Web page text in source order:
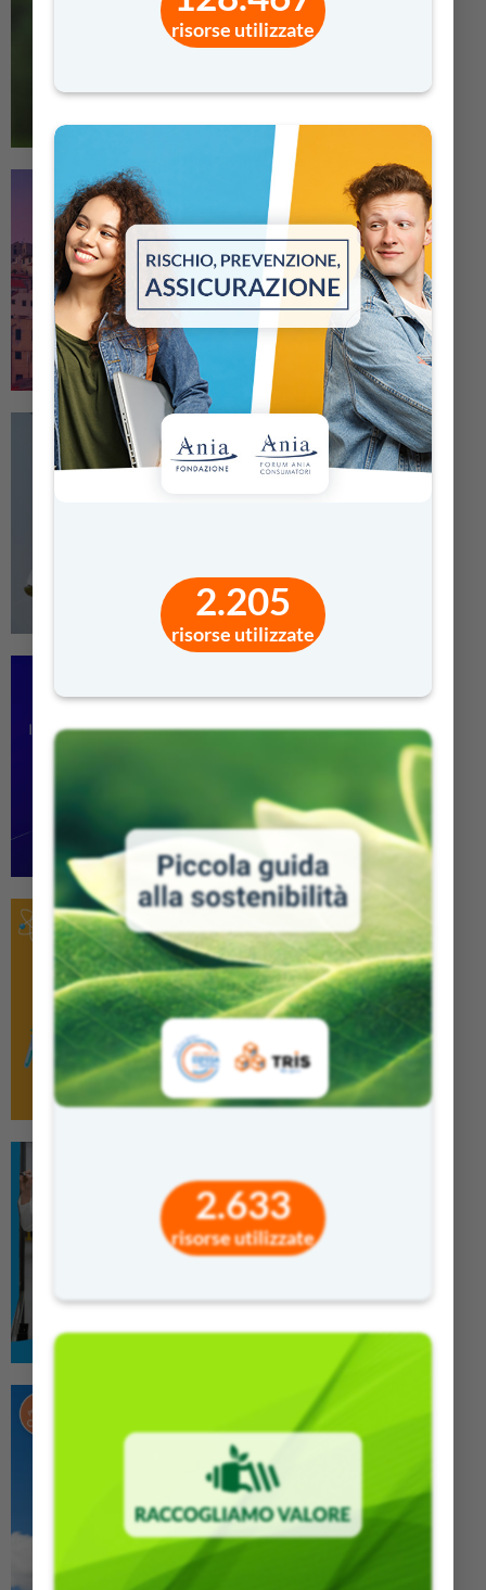
risorse utilizzate
2.205
risorse utilizzate
2.633
risorse utilizzate